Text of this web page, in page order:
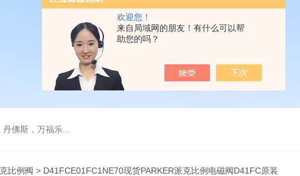
欢迎您！
来自局域网的朋友！有什么可以帮
助您的吗？
佛斯，万福乐...
比例阀 > D41FCE01FC1NE70现货PARKER派克比例电磁阀D41FC原装